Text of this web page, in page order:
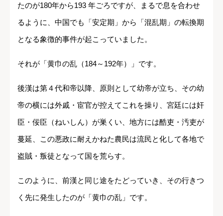
たのが180年から193 年ごろですが、まるで息を合わせ
るように、中国でも「安定期」から「混乱期」の転換期
となる象徴的事件が起こっていました。
それが「黄巾の乱（184～192年）」です。
後漢は第４代和帝以降、原則として幼帝が立ち、その幼
帝の横には外戚・宦官が控えてこれを操り、宮廷には奸
臣・佞臣（ねいしん）が巣くい、地方には酷吏・汚吏が
蔓延、この悪政に耐えかねた農民は流民と化して各地で
盗賊・叛徒となって国を荒らす。
このように、前漢と同じ途をたどっていき、その行きつ
く先に発生したのが「黄巾の乱」です。